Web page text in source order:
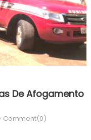
De Afogamento
Comment(0)